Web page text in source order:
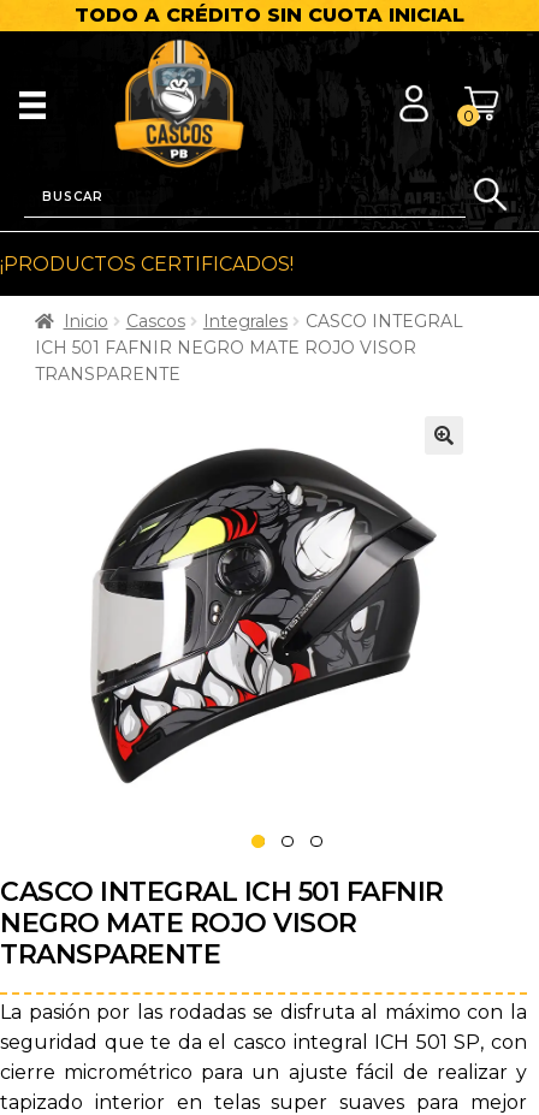
TODO A CRÉDITO SIN CUOTA INICIAL
0
¡PRODUCTOS CERTIFICADOS!
Inicio Cascos Integrales
CASCO INTEGRAL
ICH 501 FAFNIR NEGRO MATE ROJO VISOR
TRANSPARENTE
CASCO INTEGRAL ICH 501 FAFNIR
NEGRO MATE ROJO VISOR
TRANSPARENTE
La pasión por las rodadas se disfruta al máximo con la
seguridad que te da el casco integral ICH 501 SP, con
cierre micrométrico para un ajuste fácil de realizar y
tapizado interior en telas super suaves para mejor